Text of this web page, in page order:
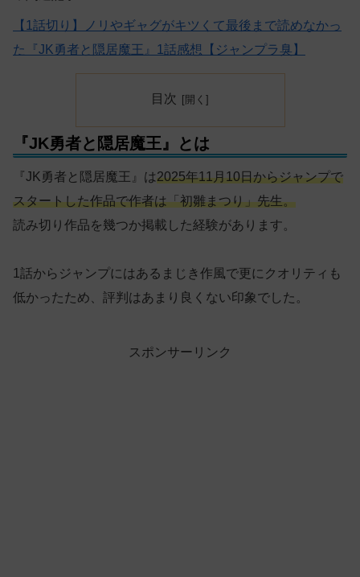
【1話切り】ノリやギャグがキツくて最後まで読めなかっ
た『JK勇者と隠居魔王』1話感想【ジャンプラ臭】
目次
『JK勇者と隠居魔王』とは
『JK勇者と隠居魔王』は2025年11月10日からジャンプで
スタートした作品で作者は「初雛まつり」先生。
読み切り作品を幾つか掲載した経験があります。
1話からジャンプにはあるまじき作風で更にクオリティも
低かったため、評判はあまり良くない印象でした。
スポンサーリンク